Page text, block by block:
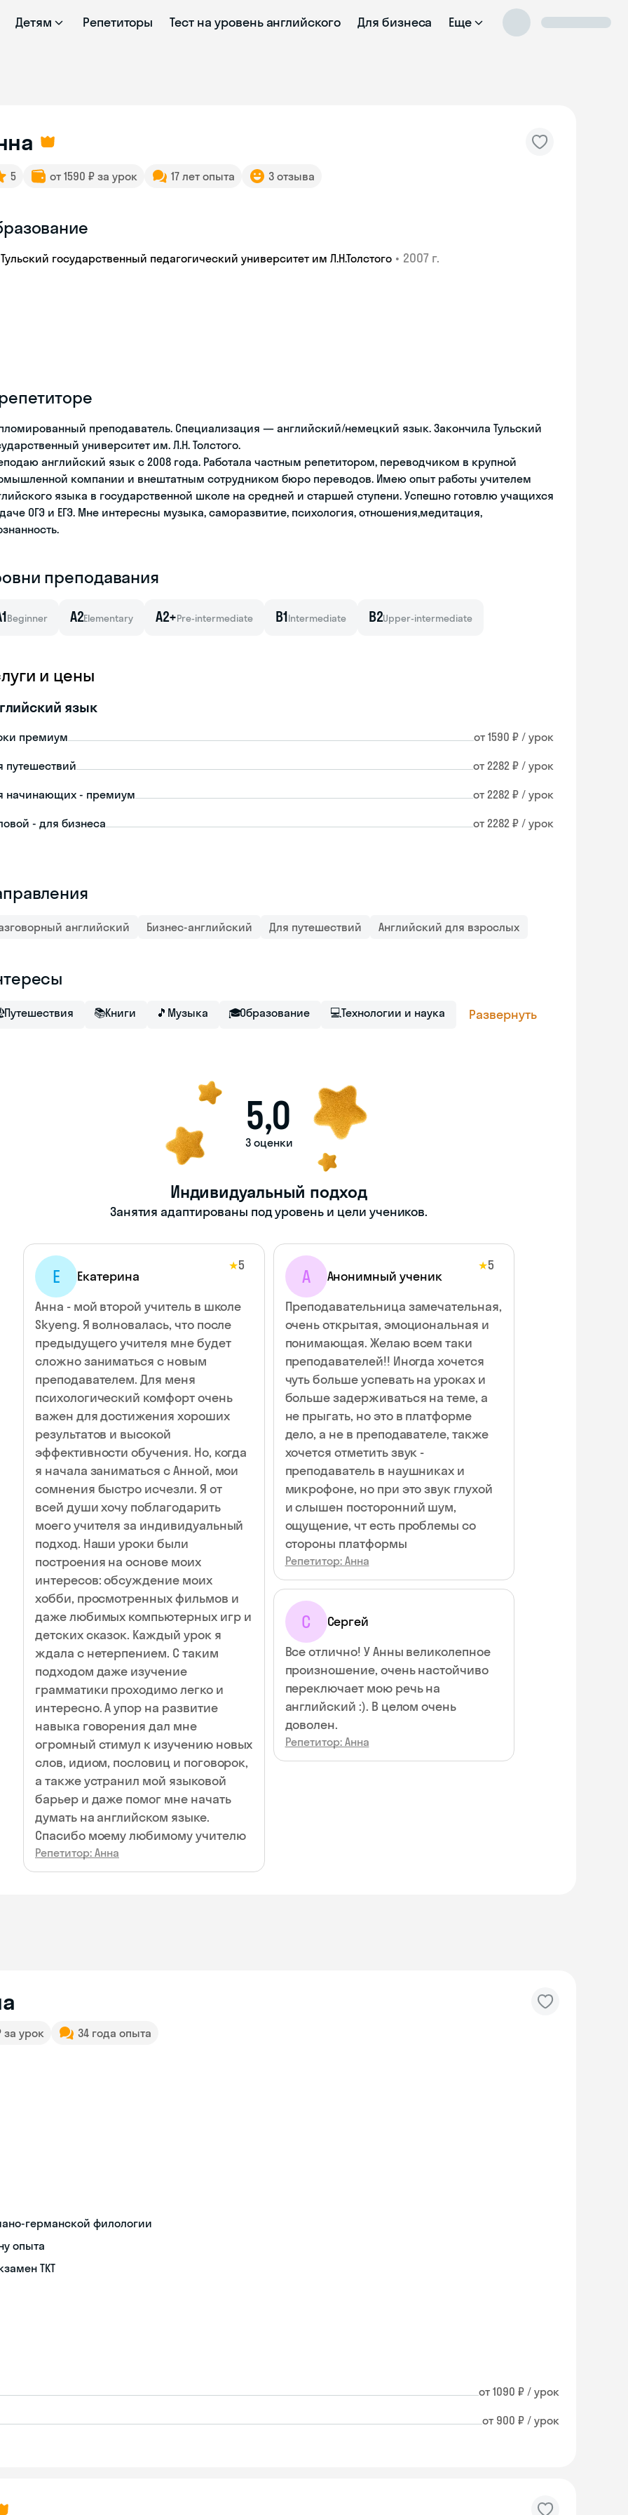
Детям Репетиторы Тест на уровень английского Для бизнеса Еще
5 от 1590 ₽ за урок 17 лет опыта 3 отзыва
Тульский государственный педагогический университет им Л.Н.Толстого • 2007 г.
преподаватель. Специализация — английский/немецкий язык. Закончила Тульский
университет им. Л.Н. Толстого.
английский язык с 2008 года. Работала частным репетитором, переводчиком в крупной
компании и внештатным сотрудником бюро переводов. Имею опыт работы учителем
языка в государственной школе на средней и старшей ступени. Успешно готовлю учащихся
ОГЭ и ЕГЭ. Мне интересны музыка, саморазвитие, психология, отношения,медитация,
преподавания
Beginner A2Elementary A2+Pre-intermediate B1Intermediate B2Upper-intermediate
и цены
язык
премиум от 1590 ₽ / урок
путешествий от 2282 ₽ / урок
начинающих - премиум от 2282 ₽ / урок
- для бизнеса от 2282 ₽ / урок
английский Бизнес-английский Для путешествий Английский для взрослых
Путешествия 📚Книги 🎵 Музыка 🎓Образование 💻Технологии и наука Развернуть
5,0
3 оценки
Индивидуальный подход
Занятия адаптированы под уровень и цели учеников.
Е Екатерина
★5
Анна - мой второй учитель в школе
Skyeng. Я волновалась, что после
предыдущего учителя мне будет
сложно заниматься с новым
преподавателем. Для меня
психологический комфорт очень
важен для достижения хороших
результатов и высокой
эффективности обучения. Но, когда
я начала заниматься с Анной, мои
сомнения быстро исчезли. Я от
всей души хочу поблагодарить
моего учителя за индивидуальный
подход. Наши уроки были
построения на основе моих
интересов: обсуждение моих
хобби, просмотренных фильмов и
даже любимых компьютерных игр и
детских сказок. Каждый урок я
ждала с нетерпением. С таким
подходом даже изучение
грамматики проходимо легко и
интересно. А упор на развитие
навыка говорения дал мне
огромный стимул к изучению новых
слов, идиом, пословиц и поговорок,
а также устранил мой языковой
барьер и даже помог мне начать
думать на английском языке.
Спасибо моему любимому учителю
Репетитор: Анна
А Анонимный ученик
★5
Преподавательница замечательная,
очень открытая, эмоциональная и
понимающая. Желаю всем таки
преподавателей!! Иногда хочется
чуть больше успевать на уроках и
больше задерживаться на теме, а
не прыгать, но это в платформе
дело, а не в преподавателе, также
хочется отметить звук -
преподаватель в наушниках и
микрофоне, но при это звук глухой
и слышен посторонний шум,
ощущение, чт есть проблемы со
стороны платформы
Репетитор: Анна
С
Сергей
Все отлично! У Анны великолепное
произношение, очень настойчиво
переключает мою речь на
английский :). В целом очень
доволен.
Репетитор: Анна
за урок 34 года опыта
германской филологии
опыта
TKT
от 1090 ₽ / урок
от 900 ₽ / урок